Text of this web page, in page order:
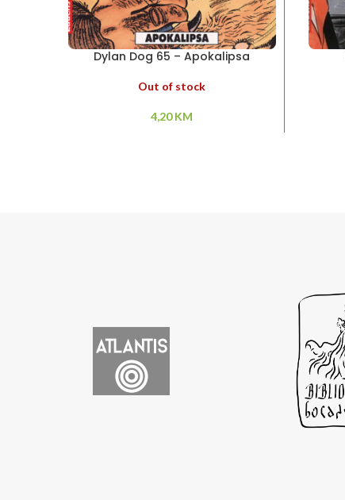
Dylan Dog 65 – Apokalipsa
Out of stock
4,20KM